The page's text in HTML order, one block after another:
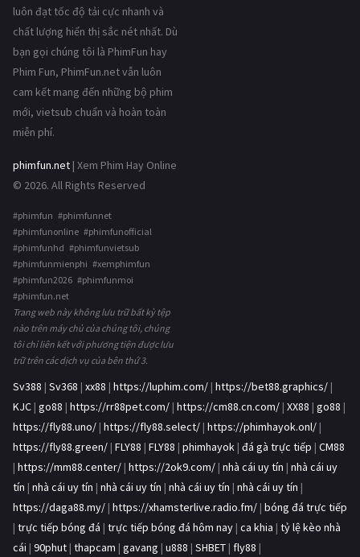
luôn đạt tốc độ tải cực nhanh và
chất lượng hiển thị sắc nét nhất. Dù
bạn gọi chúng tôi là PhimFun hay
Phim Fun, PhimFun.net vẫn luôn
cam kết mang đến những bộ phim
mới, vietsub chuẩn và hoàn toàn
miễn phí.
phimfun.net | Xem Phim Hay Online
© 2026. All Rights Reserved
#phimfun #phimfunnet
#phimfunonline #phimfunofficial
#phimfunhd #phimfunvietsub
#phimfunmienphi #xemphimfun
#phimfun2026 #phimfunmoi
#phimfun.net
Trang web này không lưu trữ bất kỳ tệp
nào trên máy chủ của chúng tôi, chúng
tôi chỉ liên kết với phương tiện được lưu
trữ trên các dịch vụ của bên thứ 3.
Sv388 | Sv368 | xx88 | https://luphim.com/ | https://bet88.graphics/ |
KJC | go88 | https://rr88pet.com/ | https://cm88.cn.com/ | XX88 | go88 |
https://fly88.uno/ | https://fly88.select/ | https://phimhayok.onl/ |
https://fly88.green/ | FLY88 | FLY88 | phimhayok | đá gà trực tiếp | CM88
| https://mm88.center/ | https://2ok9.com/ | nhà cái uy tín | nhà cái uy
tín | nhà cái uy tín | nhà cái uy tín | nhà cái uy tín | nhà cái uy tín |
https://daga88.my/ | https://xhamsterlive.radio.fm/ | bóng đá trực tiếp
| trực tiếp bóng đá | trực tiếp bóng đá hôm nay | ca khia | tỷ lệ kèo nhà
cái | 90phut | thapcam | gavang | u888 | SHBET | fly88 |